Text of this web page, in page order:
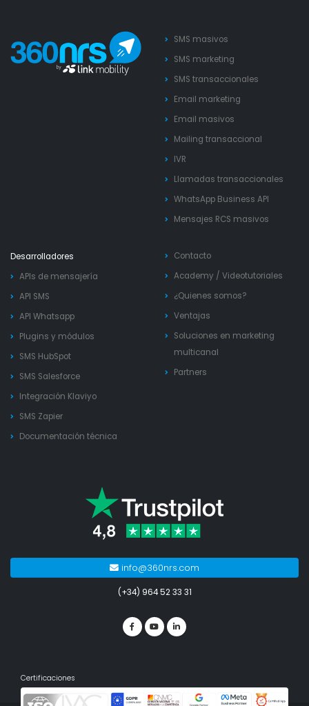
SMS masivos
SMS marketing
SMS transaccionales
Email marketing
Email masivos
Mailing transaccional
IVR
Llamadas transaccionales
WhatsApp Business API
Mensajes RCS masivos
Desarrolladores
APIs de mensajería
API SMS
API Whatsapp
Plugins y módulos
SMS HubSpot
SMS Salesforce
Integración Klaviyo
SMS Zapier
Documentación técnica
Contacto
Academy / Videotutoriales
¿Quienes somos?
Ventajas
Soluciones en marketing
multicanal
Partners
info@360nrs.com
(+34) 964 52 33 31
Certificaciones